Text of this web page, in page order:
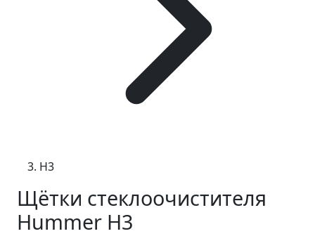
H3
Щётки стеклоочистителя
Hummer H3